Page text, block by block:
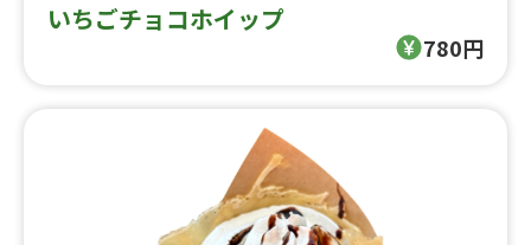
いちごチョコホイップ
780円